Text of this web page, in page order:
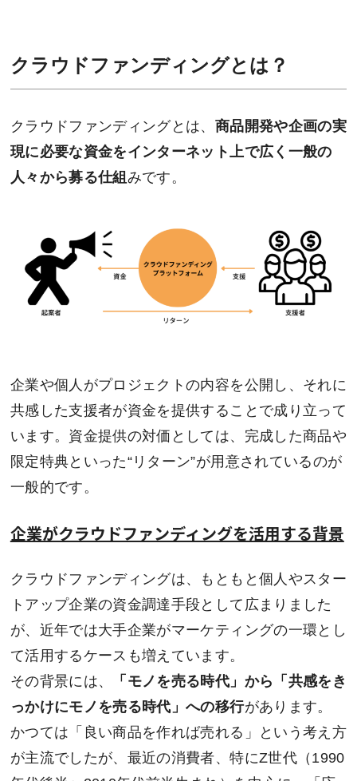
クラウドファンディングとは？
クラウドファンディングとは、 商品開発や企画の実
現に必要な資金をインターネット上で広く一般の
人々から募る仕組 みです。
企業や個人がプロジェクトの内容を公開し、それに
共感した支援者が資金を提供することで成り立って
います。資金提供の対価としては、完成した商品や
限定特典といった“リターン”が用意されているのが
一般的です。
企業がクラウドファンディングを活用する背景
クラウドファンディングは、もともと個人やスター
トアップ企業の資金調達手段として広まりました
が、近年では大手企業がマーケティングの一環とし
て活用するケースも増えています。
その背景には、
「モノを売る時代」から「共感をき
っかけにモノを売る時代」への移行があります。
かつては「良い商品を作れば売れる」という考え方
が主流でしたが、最近の消費者、特にZ世代（1990